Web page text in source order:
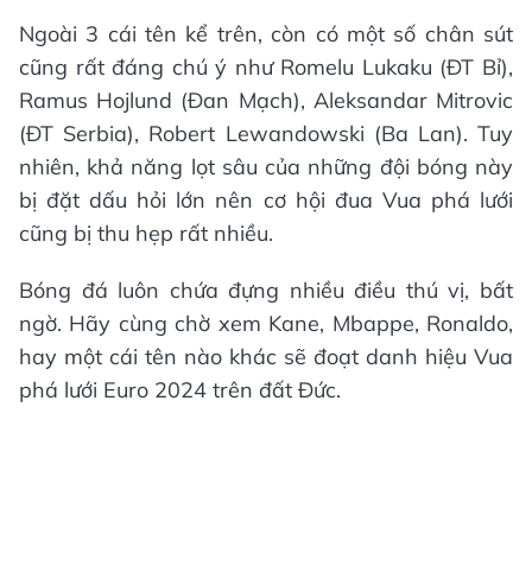
Ngoài 3 cái tên kể trên, còn có một số chân sút
cũng rất đáng chú ý như Romelu Lukaku (ĐT Bỉ),
Ramus Hojlund (Đan Mạch), Aleksandar Mitrovic
(ĐT Serbia), Robert Lewandowski (Ba Lan). Tuy
nhiên, khả năng lọt sâu của những đội bóng này
bị đặt dấu hỏi lớn nên cơ hội đua Vua phá lưới
cũng bị thu hẹp rất nhiều.
Bóng đá luôn chứa đựng nhiều điều thú vị, bất
ngờ. Hãy cùng chờ xem Kane, Mbappe, Ronaldo,
hay một cái tên nào khác sẽ đoạt danh hiệu Vua
phá lưới Euro 2024 trên đất Đức.